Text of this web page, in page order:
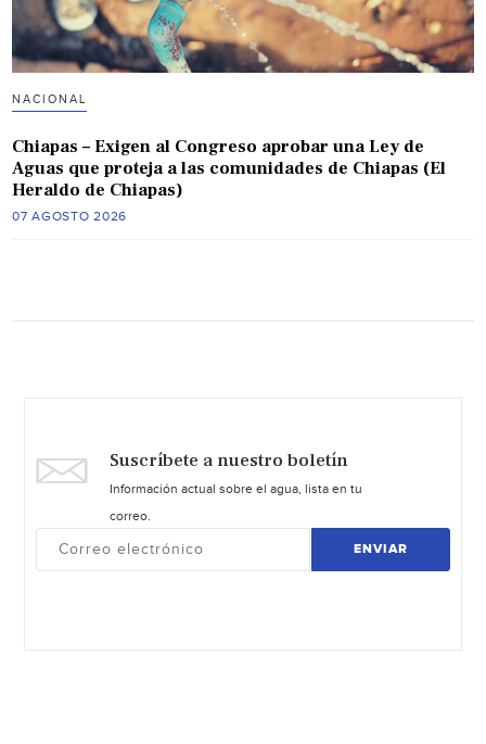
NACIONAL
Chiapas – Exigen al Congreso aprobar una Ley de
Aguas que proteja a las comunidades de Chiapas (El
Heraldo de Chiapas)
07 AGOSTO 2026
Suscríbete a nuestro boletín
Información actual sobre el agua, lista en tu
correo.
ENVIAR